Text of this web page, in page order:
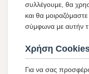
συλλέγουμε, θα
και θα
σύμφωνα με αυτήν
Χρήση
Για να σας